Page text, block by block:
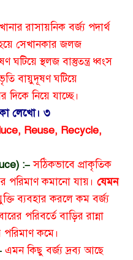
রাসায়নিক বর্জ্য পদার্থ
সেখানকার জলজ
ঘটিয়ে স্থলজ বাস্তুতন্ত্র ধ্বংস
বায়ুদূষণ ঘটিয়ে
দিকে নিয়ে যাচ্ছে।
লেখো। ৩
Reuse, Recycle,
:–সঠিকভাবে প্রাকৃতিক
পরিমাণ কমানো যায়। যেমন
ব্যবহার করলে কম বর্জ্য
পরিবর্তে বাড়ির রান্না
পরিমাণ কমে।
এমন কিছু বর্জ্য দ্রব্য আছে